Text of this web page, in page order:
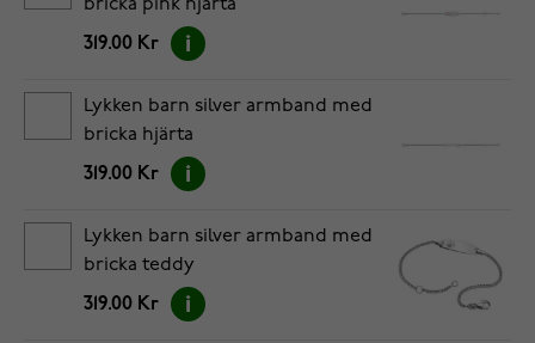
bricka pink hjärta
319.00 Kr
Lykken barn silver armband med
bricka hjärta
319.00 Kr
Lykken barn silver armband med
bricka teddy
319.00 Kr